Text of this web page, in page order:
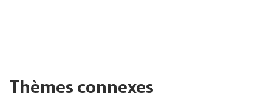
Thèmes connexes